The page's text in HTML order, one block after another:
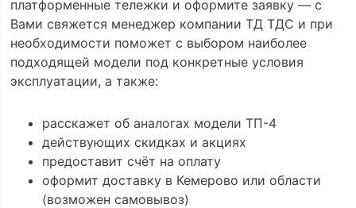
платформенные тележки и оформите заявку — с
Вами свяжется менеджер компании ТД ТДС и при
необходимости поможет с выбором наиболее
подходящей модели под конкретные условия
эксплуатации, а также:
расскажет об аналогах модели ТП-4
действующих скидках и акциях
предоставит счёт на оплату
оформит доставку в Кемерово или области
(возможен самовывоз)